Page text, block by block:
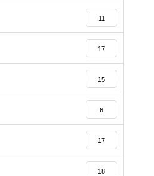
11
17
15
6
17
18